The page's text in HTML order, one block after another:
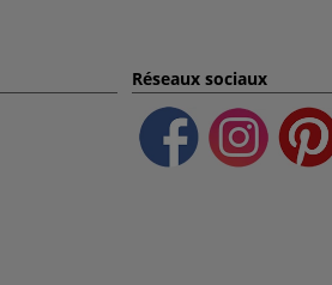
Réseaux sociaux